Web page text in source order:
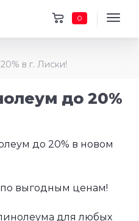
0
в г. Лиски!
до 20%
до 20% в новом
выгодным ценам!
для любых